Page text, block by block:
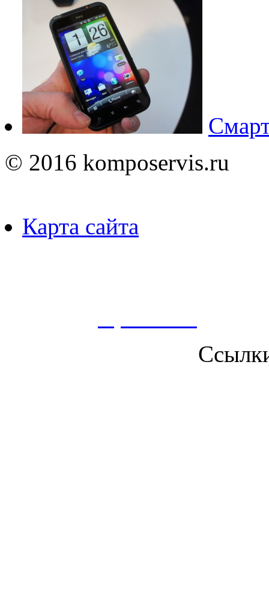
© 2016 komposervis.ru
Карта сайта